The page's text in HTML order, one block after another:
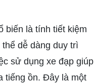
biến là tính tiết kiệm
dễ dàng duy trì
sử dụng xe đạp giúp
tiếng ồn. Đây là một